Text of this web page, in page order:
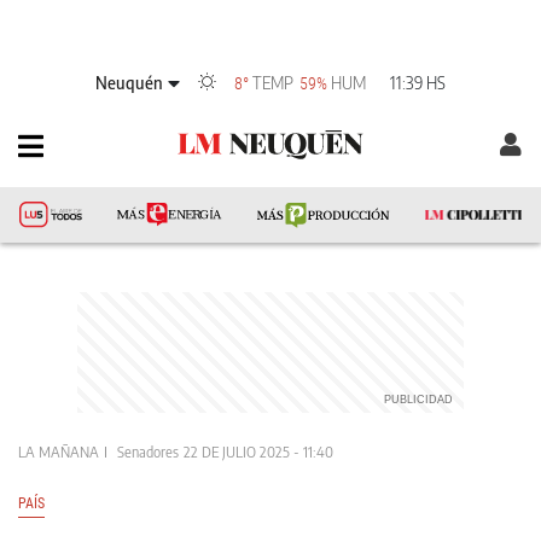
Neuquén 8°TEMP 59% HUM 11:39 HS
LA MAÑANA Senadores 22 DE JULIO 2025 - 11:40
PAÍS